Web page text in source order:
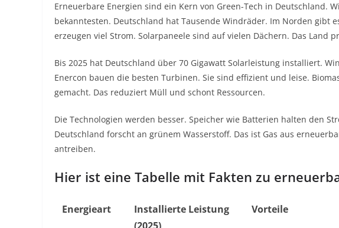
Erneuerbare Energien sind ein Kern von Green-Tech in Deutschland.
bekanntesten. Deutschland hat Tausende Windräder. Im Norden gibt
erzeugen viel Strom. Solarpaneele sind auf vielen Dächern. Das Land
Bis 2025 hat Deutschland über 70 Gigawatt Solarleistung installiert.
Enercon bauen die besten Turbinen. Sie sind effizient und leise.
gemacht. Das reduziert Müll und schont Ressourcen.
Die Technologien werden besser. Speicher wie Batterien halten den
Deutschland forscht an grünem Wasserstoff. Das ist Gas aus
antreiben.
Hier ist eine Tabelle mit Fakten zu
Energieart
Installierte Leistung
Vorteile